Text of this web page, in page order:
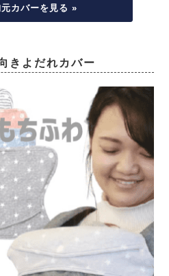
カバーを見る »
きよだれカバー